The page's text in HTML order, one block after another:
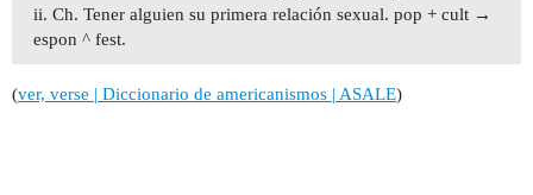
ii. Ch. Tener alguien su primera relación sexual. pop + cult →
espon ^ fest.
(ver, verse | Diccionario de americanismos | ASALE)